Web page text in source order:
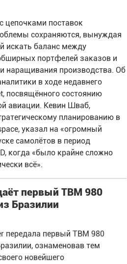
цепочками поставок
сохраняются, вынуждая
искать баланс между
портфелей заказов и
наращивания производства. Об
в ходе недавнего
посвящённого состоянию
авиации. Кевин Шваб,
планированию в
указал на «огромный
самолётов в период
когда «было крайне сложно
всё».
первый TBM 980
Бразилии
передала первый TBM 980
ознаменовав тем
новейшего